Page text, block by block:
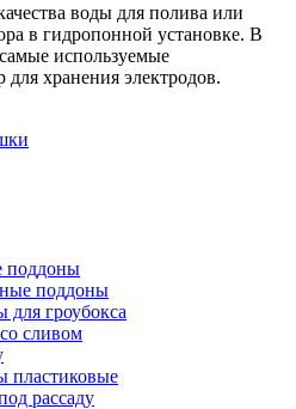
воды для полива или
в гидропонной установке. В
используемые
для хранения электродов.
поддоны
поддоны
гроубокса
сливом
пластиковые
рассаду